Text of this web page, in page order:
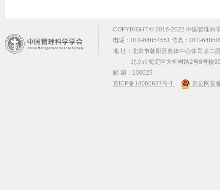
COPYRIGHT © 2016-2022 中国管理科
电话：010-64854551 传真：010-
地 址：北京市朝阳区奥体中心体育场二
北京市海淀区大柳树路2号8号楼
邮 编：100029
京ICP备14060637号-1
京公网安